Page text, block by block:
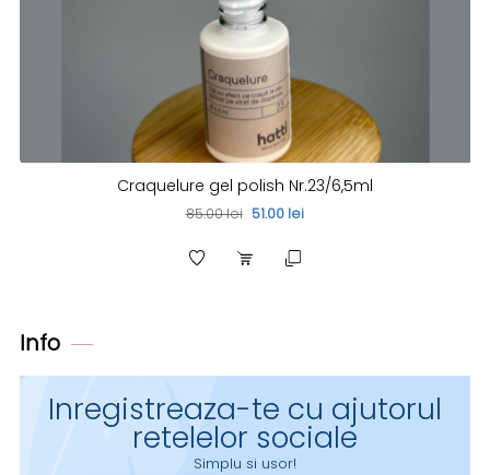
Craquelure gel polish Nr.23/6,5ml
85.00 lei 51.00 lei
Info
Inregistreaza-te cu ajutorul
retelelor sociale
Simplu si usor!